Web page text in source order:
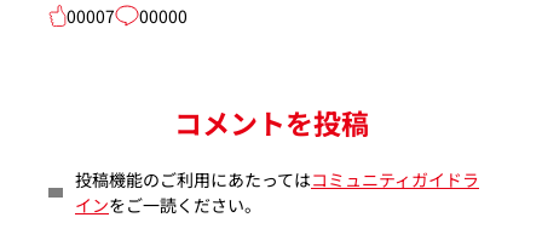
00007
00000
コメントを投稿
投稿機能のご利用にあたってはコミュニティガイドラ
インをご一読ください。